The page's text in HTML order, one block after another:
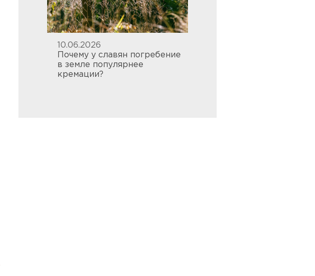
10.06.2026
Почему у славян погребение
в земле популярнее
кремации?